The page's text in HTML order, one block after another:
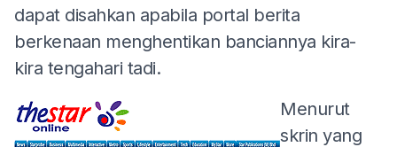
dapat disahkan apabila portal berita
berkenaan menghentikan banciannya kira-
kira tengahari tadi.
Menurut
skrin yang